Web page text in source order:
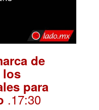
de
los
para
.17:30